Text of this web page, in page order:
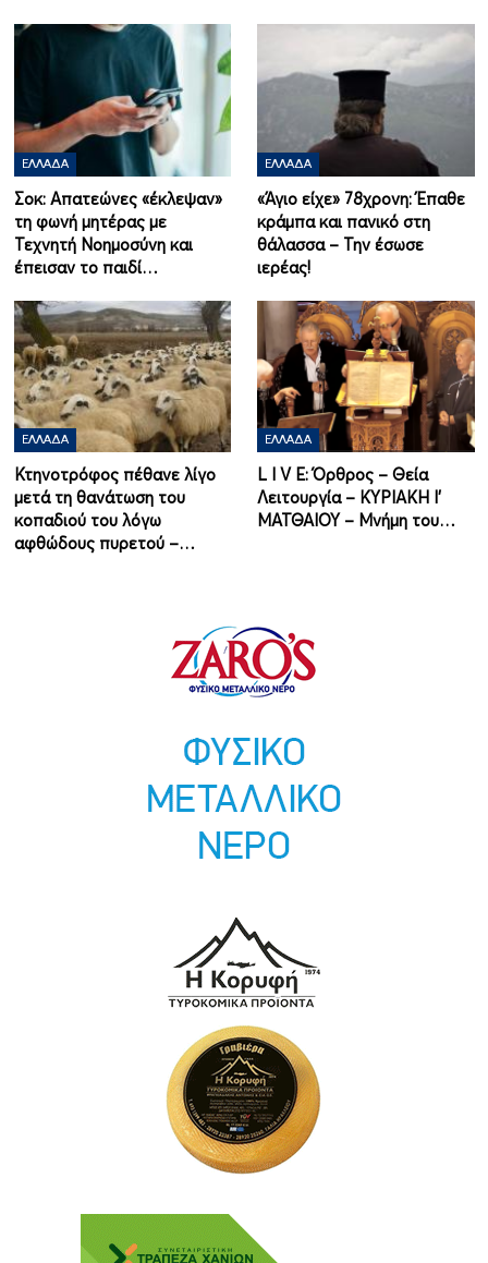
ΕΛΛΆΔΑ
Σοκ: Απατεώνες «έκλεψαν»
τη φωνή μητέρας με
Τεχνητή Νοημοσύνη και
έπεισαν το παιδί…
ΕΛΛΆΔΑ
«Άγιο είχε» 78χρονη: Έπαθε
κράμπα και πανικό στη
θάλασσα – Την έσωσε
ιερέας!
ΕΛΛΆΔΑ
Κτηνοτρόφος πέθανε λίγο
μετά τη θανάτωση του
κοπαδιού του λόγω
αφθώδους πυρετού –…
ΕΛΛΆΔΑ
L I V E: Όρθρος – Θεία
Λειτουργία – ΚΥΡΙΑΚΗ Ι'
ΜΑΤΘΑΙΟΥ – Μνήμη του…